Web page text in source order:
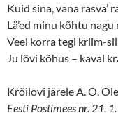
Kuid sina, vana rasva’
Lä’ed minu kõhtu nagu
Veel korra tegi kriim-
Ju lõvi kõhus – kaval
Krõilovi järele A. O.
Eesti Postimees nr. 21,